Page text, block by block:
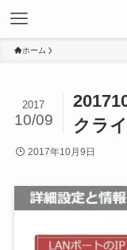
ホーム
クラ
2017
10/09
2017年10月9日